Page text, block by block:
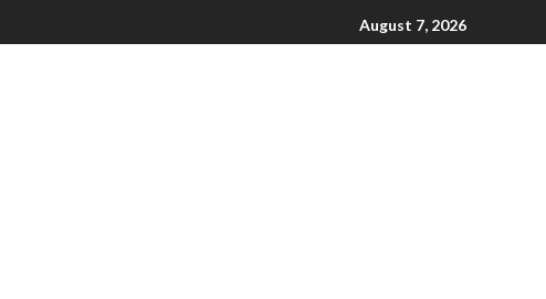
August 7, 2026